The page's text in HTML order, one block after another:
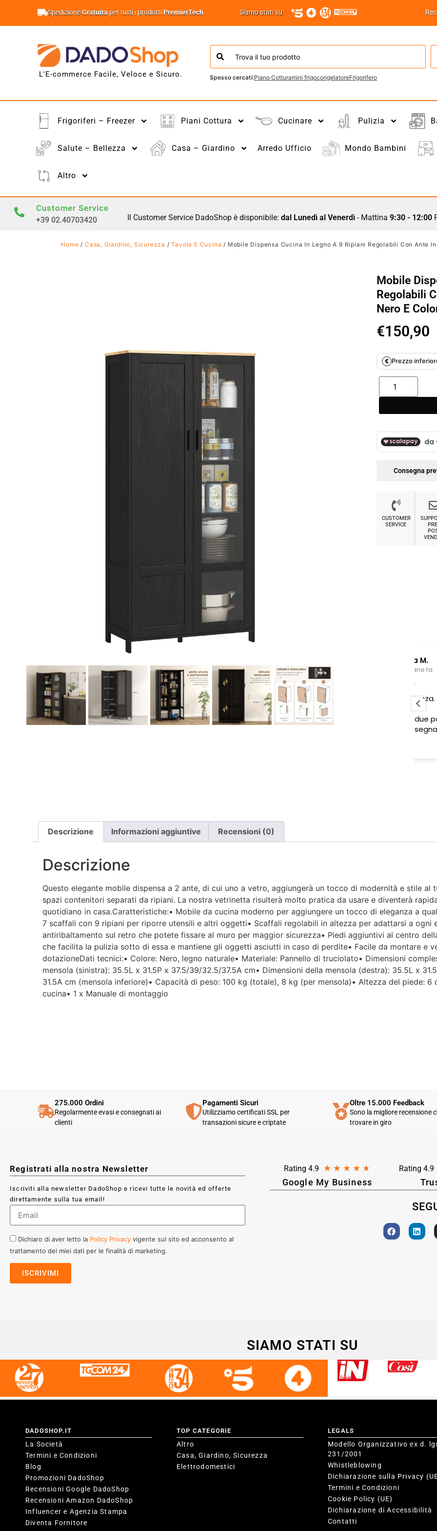
SpedizioneGratuita per tutti i prodottiPremierTech Siamo stati su:
L'E-commerce Facile, Veloce e Sicuro. Spesso cercati:Piano Cotturamini frigocongelatoreFrigorifero
Frigoriferi – Freezer Piani Cottura Cucinare Pulizia
Salute – Bellezza Casa – Giardino Arredo Ufficio Mondo Bambini
Altro
Customer Service
+39 02.40703420 Il Customer Service DadoShop è disponibile: dal Lunedì al Venerdì- Mattina 9:30 - 12:00
Home / Casa, Giardino, Sicurezza /Tavola E Cucina / Mobile Dispensa Cucina In Legno A 9 Ripiani Regolabili Con Ante
Mobile
Regolabili
Nero E
€150,90
€ Prezzo
Consegna
CUSTOMER
SERVICE
2 settimane fa
Pessima esperienza.
Ho acquistato due poltrone, ma
stato comunicato che erano in
corriere. Da allora nessun
Per un'azienda che vende
esclusivamente online, mi
aspettavo un servizio clienti molto
più efficiente. L'assistenza è
disponibile solo in fasce orarie
molto limitate e, nel mio caso, la
gestione del post-vendita è stata
lenta e poco rassicurante.
Un errore nella spedizione può
Descrizione Informazioni aggiuntive Recensioni (0)
Descrizione
Questo elegante mobile dispensa a 2 ante, di cui uno a vetro, aggiungerà un tocco di modernità e stile
spazi contenitori separati da ripiani. La nostra vetrinetta risulterà molto pratica da usare e diventerà
quotidiano in casa.Caratteristiche:• Mobile da cucina moderno per aggiungere un tocco di eleganza a
7 scaffali con 9 ripiani per riporre utensili e altri oggetti• Scaffali regolabili in altezza per adattarsi a ogni
antiribaltamento sul retro che potete fissare al muro per maggior sicurezza• Piedi aggiuntivi al centro
che facilita la pulizia sotto di essa e mantiene gli oggetti asciutti in caso di perdite• Facile da montare e
dotazioneDati tecnici:• Colore: Nero, legno naturale• Materiale: Pannello di truciolato• Dimensioni
mensola (sinistra): 35.5L x 31.5P x 37.5/39/32.5/37.5A cm• Dimensioni della mensola (destra): 35.5L x
31.5A cm (mensola inferiore)• Capacità di peso: 100 kg (totale), 8 kg (per mensola)• Altezza del piede:
cucina• 1 x Manuale di montaggio
275.000 Ordini
Regolarmente evasi e consegnati ai
clienti
Pagamenti Sicuri
Utilizziamo certificati SSL per
transazioni sicure e criptate
Oltre 15.000 Feedback
Sono la migliore recensione
trovare in giro
Registrati alla nostra Newsletter
Iscriviti alla newsletter DadoShop e ricevi tutte le novità ed offerte
direttamente sulla tua email!
Dichiaro di aver letto la Policy Privacy vigente sul sito ed acconsento al
trattamento dei miei dati per le finalità di marketing.
Rating 4.9 ★ ★ ★ ★ ★
Google My Business
Rating 4.9
SIAMO STATI SU
DADOSHOP.IT
La Società
Termini e Condizioni
Blog
Promozioni DadoShop
Recensioni Google DadoShop
Recensioni Amazon DadoShop
Influencer e Agenzia Stampa
Diventa Fornitore
TOP CATEGORIE
Altro
Casa, Giardino, Sicurezza
Elettrodomestici
LEGALS
Modello Organizzativo ex d.
231/2001
Whistleblowing
Dichiarazione sulla Privacy
Termini e Condizioni
Cookie Policy (UE)
Dichiarazione di Accessibilità
Contatti